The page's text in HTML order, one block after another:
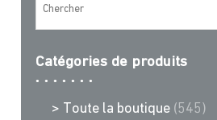
Catégories de produits
> Toute la boutique (545)